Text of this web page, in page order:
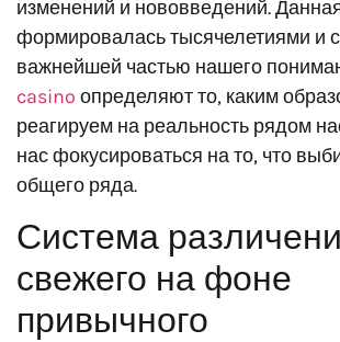
изменений и нововведений.
формировалась тысячелетиями и
важнейшей частью нашего
casino определяют то, каким
реагируем на реальность рядом
нас фокусироваться на то, что
общего ряда.
Система
свежего на фоне
привычного